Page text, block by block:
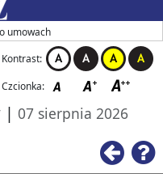
o umowach
Kontrast:
Czcionka:
| 07 sierpnia 2026